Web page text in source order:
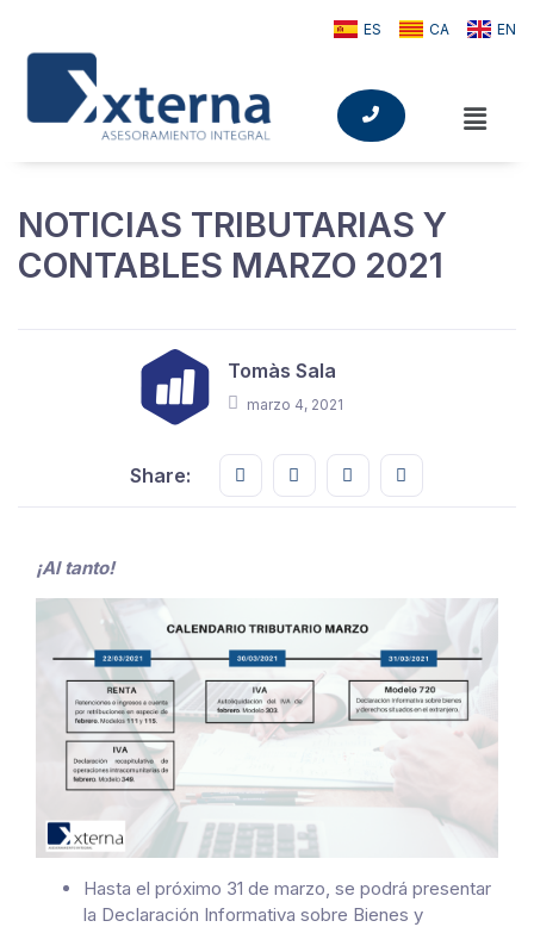
ES CA EN
NOTICIAS TRIBUTARIAS Y
CONTABLES MARZO 2021
Tomàs Sala
marzo 4, 2021
Share: Share this on FaceBook
Share this on Twitter
Share this on GMail
Share this on
¡Al tanto!
Hasta el próximo 31 de marzo, se podrá presentar
la Declaración Informativa sobre Bienes y